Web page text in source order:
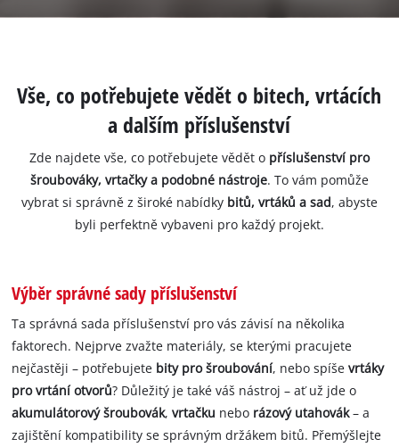
Vše, co potřebujete vědět o bitech, vrtácích
a dalším příslušenství
Zde najdete vše, co potřebujete vědět o příslušenství pro
šroubováky, vrtačky a podobné nástroje. To vám pomůže
vybrat si správně z široké nabídky bitů, vrtáků a sad, abyste
byli perfektně vybaveni pro každý projekt.
Výběr správné sady příslušenství
Ta správná sada příslušenství pro vás závisí na několika
faktorech. Nejprve zvažte materiály, se kterými pracujete
nejčastěji – potřebujete bity pro šroubování, nebo spíševrtáky
pro vrtání otvorů? Důležitý je také váš nástroj – ať už jde o
akumulátorový šroubovák,vrtačku nebo rázový utahovák– a
zajištění kompatibility se správným držákem bitů. Přemýšlejte